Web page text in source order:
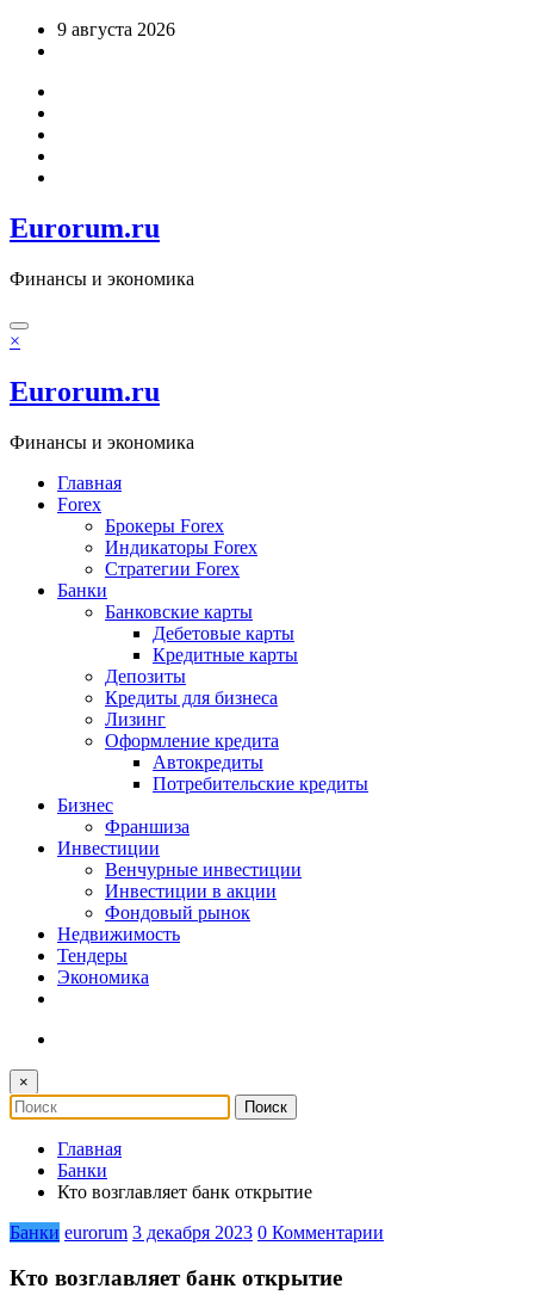
Перейти9 августа 2026
Eurorum.ru
Финансы и экономика
×
Eurorum.ru
Финансы и экономика
Главная
Forex
Брокеры Forex
Индикаторы Forex
Стратегии Forex
Банки
Банковские карты
Дебетовые карты
Кредитные карты
Депозиты
Кредиты для бизнеса
Лизинг
Оформление кредита
Автокредиты
Потребительские кредиты
Бизнес
Франшиза
Инвестиции
Венчурные инвестиции
Инвестиции в акции
Фондовый рынок
Недвижимость
Тендеры
Экономика
×
Главная
Банки
Кто возглавляет банк открытие
Банки eurorum 3 декабря 2023 0 Комментарии
Кто возглавляет банк открытие